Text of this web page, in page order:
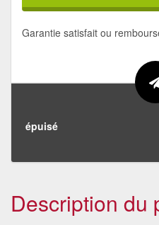
Garantie satisfait ou
épuisé
Description du